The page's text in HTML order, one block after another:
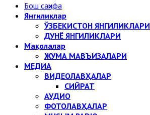
Бош саҳифа
Янгиликлар
ЎЗБЕКИСТОН ЯНГИЛИКЛАРИ
ДУНЁ ЯНГИЛИКЛАРИ
Мақолалар
ЖУМА МАВЪИЗАЛАРИ
МЕДИА
ВИДЕОЛАВҲАЛАР
СИЙРАТ
АУДИО
ФОТОЛАВҲАЛАР